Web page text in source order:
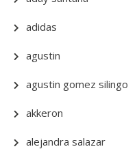
adidas
agustin
agustin gomez silingo
akkeron
alejandra salazar